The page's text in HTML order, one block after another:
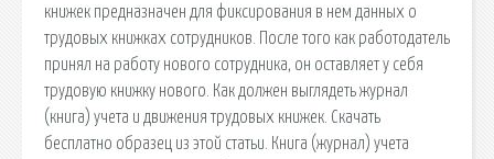
книжек предназначен для фиксирования в нем данных о
трудовых книжках сотрудников. После того как работодатель
принял на работу нового сотрудника, он оставляет у себя
трудовую книжку нового. Как должен выглядеть журнал
(книга) учета и движения трудовых книжек. Скачать
бесплатно образец из этой статьи. Книга (журнал) учета